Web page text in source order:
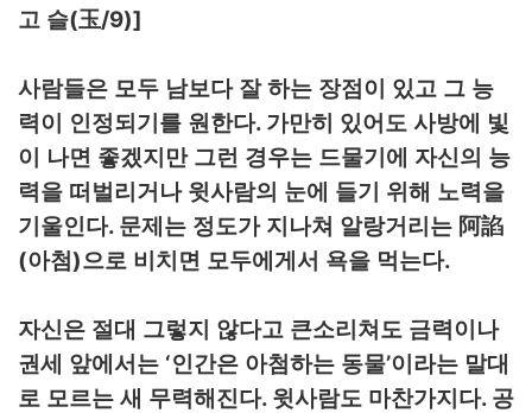
고 슬(玉/9)]
사람들은 모두 남보다 잘 하는 장점이 있고 그 능
력이 인정되기를 원한다. 가만히 있어도 사방에 빛
이 나면 좋겠지만 그런 경우는 드물기에 자신의 능
력을 떠벌리거나 윗사람의 눈에 들기 위해 노력을
기울인다. 문제는 정도가 지나쳐 알랑거리는 阿諂
(아첨)으로 비치면 모두에게서 욕을 먹는다.
자신은 절대 그렇지 않다고 큰소리쳐도 금력이나
권세 앞에서는 ‘인간은 아첨하는 동물’이라는 말대
로 모르는 새 무력해진다. 윗사람도 마찬가지다. 공